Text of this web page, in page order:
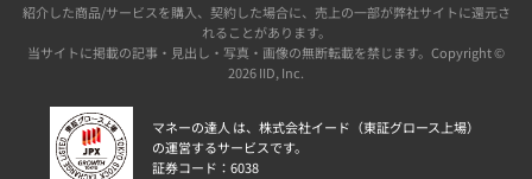
紹介した商品/サービスを購入、契約した場合に、売上の一部が弊社サイトに還元さ
れることがあります。
当サイトに掲載の記事・見出し・写真・画像の無断転載を禁じます。Copyright ©
2026 IID, Inc.
マネーの達人 は、株式会社イード（東証グロース上場）
の運営するサービスです。
証券コード：6038